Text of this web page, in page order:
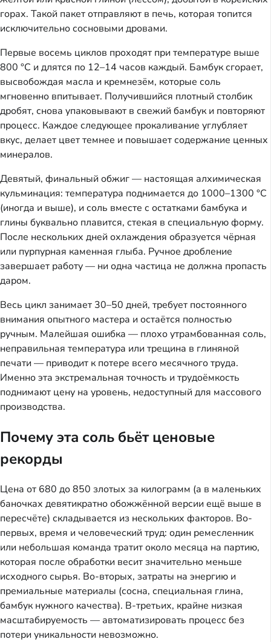
горах. Такой пакет отправляют в печь, которая топится
исключительно сосновыми дровами.
Первые восемь циклов проходят при температуре выше
800 °C и длятся по 12–14 часов каждый. Бамбук сгорает,
высвобождая масла и кремнезём, которые соль
мгновенно впитывает. Получившийся плотный столбик
дробят, снова упаковывают в свежий бамбук и повторяют
процесс. Каждое следующее прокаливание углубляет
вкус, делает цвет темнее и повышает содержание ценных
минералов.
Девятый, финальный обжиг — настоящая алхимическая
кульминация: температура поднимается до 1000–1300 °C
(иногда и выше), и соль вместе с остатками бамбука и
глины буквально плавится, стекая в специальную форму.
После нескольких дней охлаждения образуется чёрная
или пурпурная каменная глыба. Ручное дробление
завершает работу — ни одна частица не должна пропасть
даром.
Весь цикл занимает 30–50 дней, требует постоянного
внимания опытного мастера и остаётся полностью
ручным. Малейшая ошибка — плохо утрамбованная соль,
неправильная температура или трещина в глиняной
печати — приводит к потере всего месячного труда.
Именно эта экстремальная точность и трудоёмкость
поднимают цену на уровень, недоступный для массового
производства.
Почему эта соль бьёт ценовые
рекорды
Цена от 680 до 850 злотых за килограмм (а в маленьких
баночках девятикратно обожжённой версии ещё выше в
пересчёте) складывается из нескольких факторов. Во-
первых, время и человеческий труд: один ремесленник
или небольшая команда тратит около месяца на партию,
которая после обработки весит значительно меньше
исходного сырья. Во-вторых, затраты на энергию и
премиальные материалы (сосна, специальная глина,
бамбук нужного качества). В-третьих, крайне низкая
масштабируемость — автоматизировать процесс без
потери уникальности невозможно.